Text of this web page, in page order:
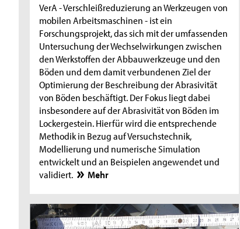
VerA - Verschleißreduzierung an Werkzeugen von
mobilen Arbeitsmaschinen - ist ein
Forschungsprojekt, das sich mit der umfassenden
Untersuchung der Wechselwirkungen zwischen
den Werkstoffen der Abbauwerkzeuge und den
Böden und dem damit verbundenen Ziel der
Optimierung der Beschreibung der Abrasivität
von Böden beschäftigt. Der Fokus liegt dabei
insbesondere auf der Abrasivität von Böden im
Lockergestein. Hierfür wird die entsprechende
Methodik in Bezug auf Versuchstechnik,
Modellierung und numerische Simulation
entwickelt und an Beispielen angewendet und
validiert.
Mehr